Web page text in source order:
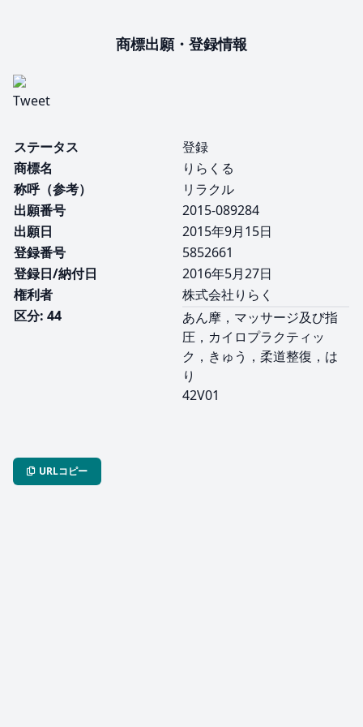
商標出願・登録情報
Tweet
ステータス
登録
商標名
りらくる
称呼（参考）
リラクル
出願番号
2015-089284
出願日
2015年9月15日
登録番号
5852661
登録日/納付日
2016年5月27日
権利者
株式会社りらく
区分: 44
あん摩，マッサージ及び指
圧，カイロプラクティッ
ク，きゅう，柔道整復，は
り
42V01
URLコピー